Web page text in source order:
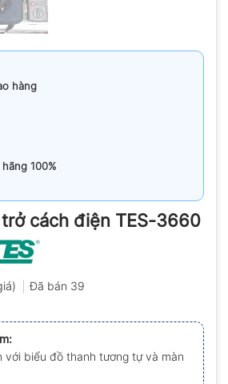
hàng
100%
cách điện TES-3660
Đã bán 39
với biểu đồ thanh tương tự và màn